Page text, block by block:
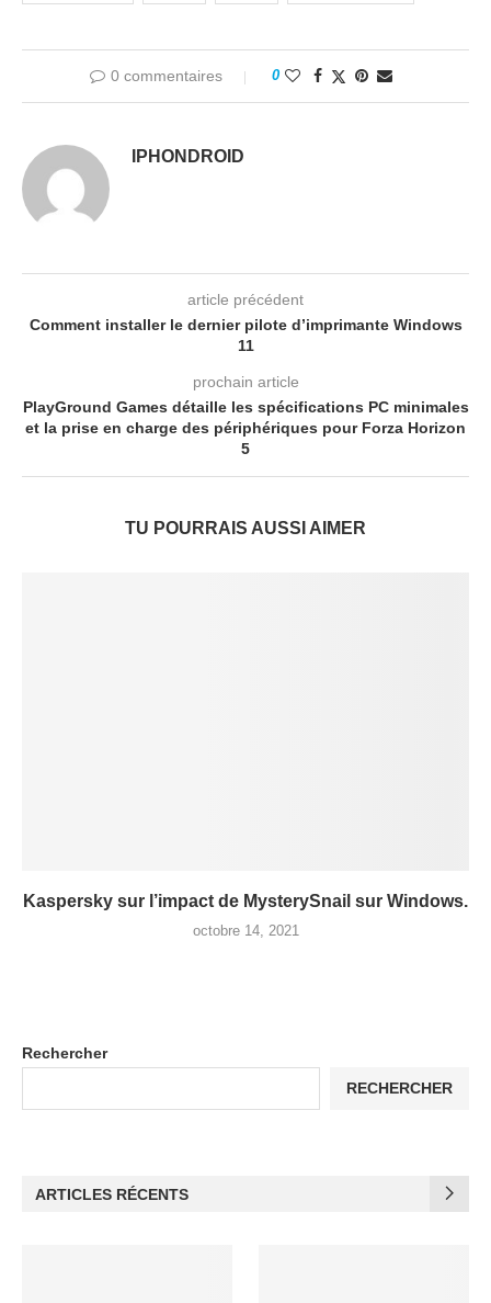
0 commentaires 0
IPHONDROID
article précédent
Comment installer le dernier pilote d’imprimante Windows
11
prochain article
PlayGround Games détaille les spécifications PC minimales
et la prise en charge des périphériques pour Forza Horizon
5
TU POURRAIS AUSSI AIMER
Kaspersky sur l’impact de MysterySnail sur Windows.
octobre 14, 2021
Rechercher
RECHERCHER
ARTICLES RÉCENTS